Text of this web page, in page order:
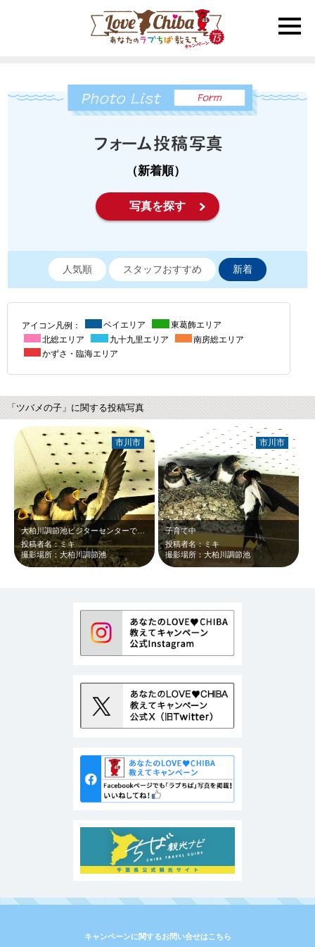
toggle
（新着順）
写真を探す
人気順 スタッフおすすめ 新着
アイコン凡例： ベイエリア
東葛飾エリア
北総エリア
九十九里エリア
南房総エリア
かずさ・臨海エリア
「ツバメの子」に関する投稿写真
大柏川調節池ビジターセンターで毎年ツバメの親子に会えます
投稿者名：ミキ
撮影場所：大柏川調節池
市川市
子育て中
投稿者名：ミキ
撮影場所：大柏川調節池
市川市
キャンペーンに関するお問い合せはこちら